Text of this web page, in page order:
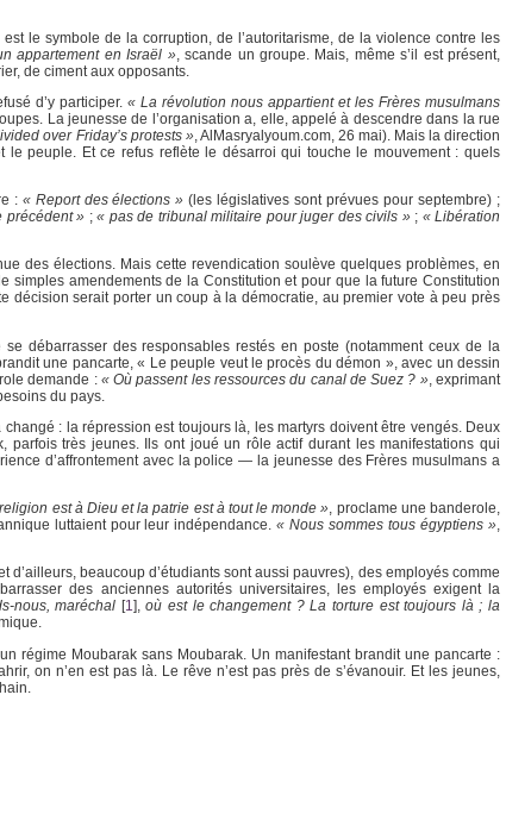
le symbole de la corruption, de l’autoritarisme, de la violence contre les
appartement en Israël », scande un groupe. Mais, même s’il est présent,
de ciment aux opposants.
d’y participer.« La révolution nous appartient et les Frères musulmans
La jeunesse de l’organisation a, elle, appelé à descendre dans la rue
over Friday’s protests », AlMasryalyoum.com, 26 mai). Mais la direction
le peuple. Et ce refus reflète le désarroi qui touche le mouvement : quels
: « Report des élections » (les législatives sont prévues pour septembre) ;
précédent » ;« pas de tribunal militaire pour juger des civils »; « Libération
des élections. Mais cette revendication soulève quelques problèmes, en
simples amendements de la Constitution et pour que la future Constitution
décision serait porter un coup à la démocratie, au premier vote à peu près
débarrasser des responsables restés en poste (notamment ceux de la
une pancarte, « Le peuple veut le procès du démon », avec un dessin
demande : « Où passent les ressources du canal de Suez ? », exprimant
du pays.
: la répression est toujours là, les martyrs doivent être vengés. Deux
très jeunes. Ils ont joué un rôle actif durant les manifestations qui
d’affrontement avec la police — la jeunesse des Frères musulmans a
est à Dieu et la patrie est à tout le monde », proclame une banderole,
luttaient pour leur indépendance.« Nous sommes tous égyptiens »,
beaucoup d’étudiants sont aussi pauvres), des employés comme
des anciennes autorités universitaires, les employés exigent la
nous, maréchal [1],où est le changement ? La torture est toujours là ; la
régime Moubarak sans Moubarak. Un manifestant brandit une pancarte :
on n’en est pas là. Le rêve n’est pas près de s’évanouir. Et les jeunes,